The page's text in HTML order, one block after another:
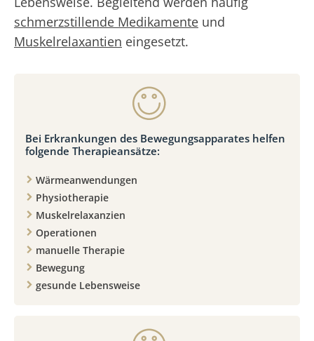
schmerzstillende Medikamente und
Muskelrelaxantien eingesetzt.
Bei Erkrankungen des Bewegungsapparates helfen
folgende Therapieansätze:
Wärmeanwendungen
Physiotherapie
Muskelrelaxanzien
Operationen
manuelle Therapie
Bewegung
gesunde Lebensweise